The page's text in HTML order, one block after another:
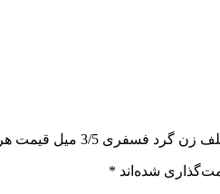
3/5 میل قیمت هر متر”
شده‌اند *